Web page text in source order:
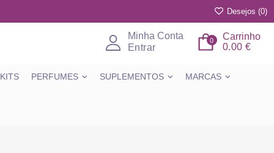
Desejos (0)
Minha Conta
Entrar
Carrinho
0
0.00 €
KITS PERFUMES SUPLEMENTOS MARCAS